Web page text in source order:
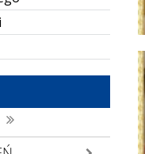
rok
następny rok